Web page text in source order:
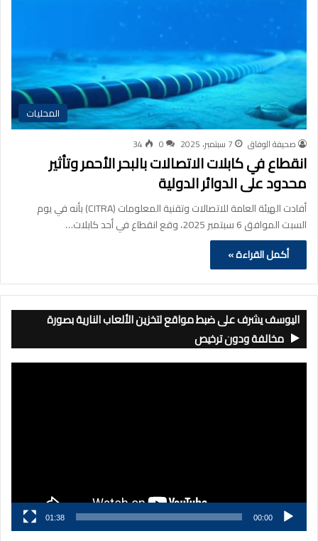
المحليات
صحيفة الوفاق 7 سبتمبر، 2025 0
34
انقطاع في كابلات الاتصالات بالبحر الأحمر وتأثير
محدود على الدوائر الدولية
أفادت الهيئة العامة للاتصالات وتقنية المعلومات (CITRA) بأنه في يوم
السبت الموافق 6 سبتمبر 2025، وقع انقطاع في أحد كابلات…
أكمل القراءة »
اليوسف يشرف على ضبط مواقع لتخزين الألعاب النارية بصورة
مخالفة ودون ترخيص
00:00
01:38